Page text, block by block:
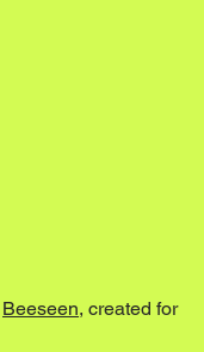
Beeseen, created for